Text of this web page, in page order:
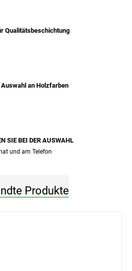
Qualitätsbeschichtung
an Holzfarben
SIE BEI ​​DER AUSWAHL
und am Telefon
Produkte